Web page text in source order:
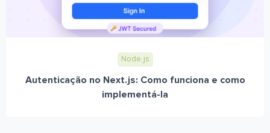
Node.js
Autenticação no Next.js: Como funciona e como
implementá-la